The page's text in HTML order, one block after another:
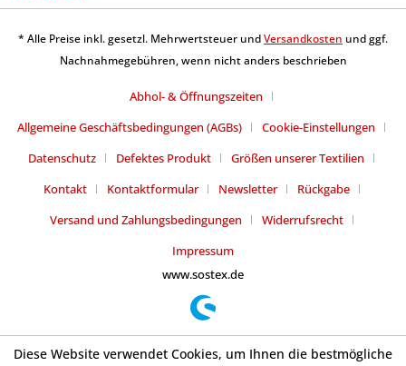
* Alle Preise inkl. gesetzl. Mehrwertsteuer undVersandkosten und ggf.
Nachnahmegebühren, wenn nicht anders beschrieben
Abhol- & Öffnungszeiten
Allgemeine Geschäftsbedingungen (AGBs)
Cookie-Einstellungen
Datenschutz
Defektes Produkt
Größen unserer Textilien
Kontakt
Kontaktformular Newsletter
Rückgabe
Versand und Zahlungsbedingungen
Widerrufsrecht
Impressum
www.sostex.de
Diese Website verwendet Cookies, um Ihnen die bestmögliche